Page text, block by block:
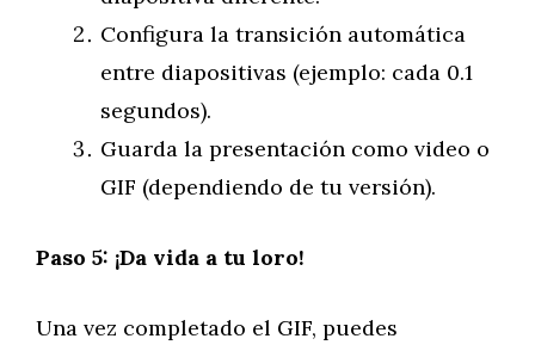
Configura la transición automática
entre diapositivas (ejemplo: cada 0.1
segundos).
Guarda la presentación como video o
GIF (dependiendo de tu versión).
Paso 5: ¡Da vida a tu loro!
Una vez completado el GIF, puedes